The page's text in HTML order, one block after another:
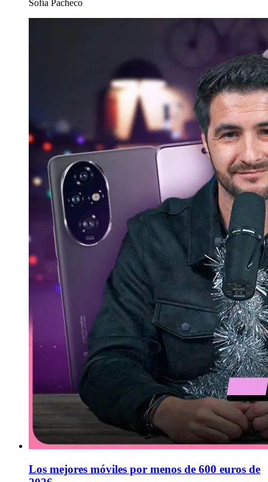
Sofía Pacheco
Los mejores móviles por menos de 600 euros de